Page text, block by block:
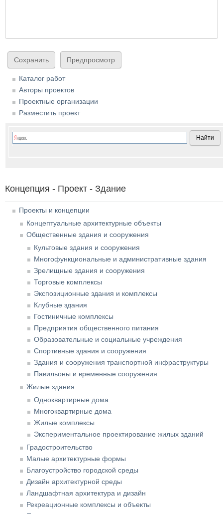
Каталог работ
Авторы проектов
Проектные организации
Разместить проект
Концепция - Проект - Здание
Проекты и концепции
Концептуальные архитектурные объекты
Общественные здания и сооружения
Культовые здания и сооружения
Многофункциональные и административные здания
Зрелищные здания и сооружения
Торговые комплексы
Экспозиционные здания и комплексы
Клубные здания
Гостиничные комплексы
Предприятия общественного питания
Образовательные и социальные учреждения
Спортивные здания и сооружения
Здания и сооружения транспортной инфраструктуры
Павильоны и временные сооружения
Жилые здания
Одноквартирные дома
Многоквартирные дома
Жилые комплексы
Экспериментальное проектирование жилых зданий
Градостроительство
Малые архитектурные формы
Благоустройство городской среды
Дизайн архитектурной среды
Ландшафтная архитектура и дизайн
Рекреационные комплексы и объекты